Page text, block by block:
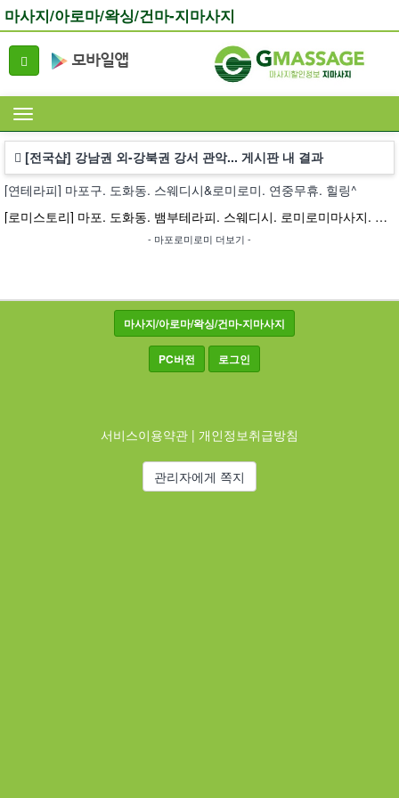
마사지/아로마/왁싱/건마-지마사지
[전국샵] 강남권 외-강북권 강서 관악... 게시판 내 결과
[연테라피] 마포구. 도화동. 스웨디시&로미로미. 연중무휴. 힐링^
[로미스토리] 마포. 도화동. 뱀부테라피. 스웨디시. 로미로미마사지. 스포츠마사지. 아로마마사지
- 마포로미로미 더보기 -
마사지/아로마/왁싱/건마-지마사지
PC버전 로그인
서비스이용약관 | 개인정보취급방침
관리자에게 쪽지